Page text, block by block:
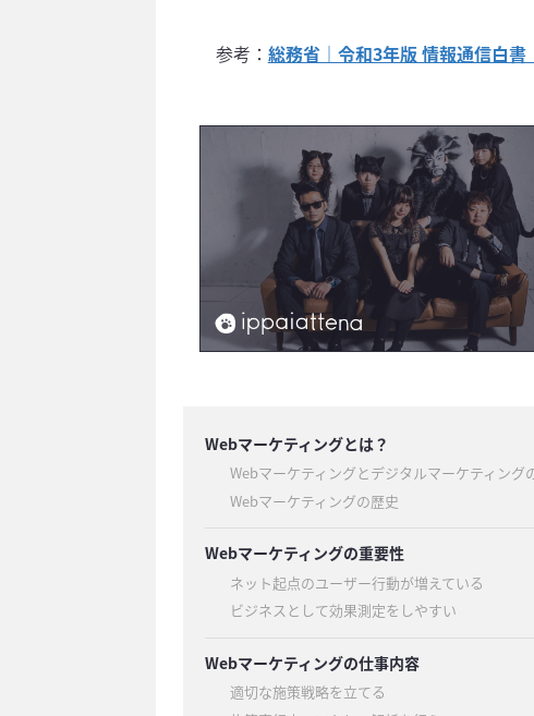
参考： 総務省｜令和3年版 情報通信白
Webマーケティングとは？
Webマーケティングとデジタルマーケティング
Webマーケティングの歴史
Webマーケティングの重要性
ネット起点のユーザー行動が増えている
ビジネスとして効果測定をしやすい
Webマーケティングの仕事内容
適切な施策戦略を立てる